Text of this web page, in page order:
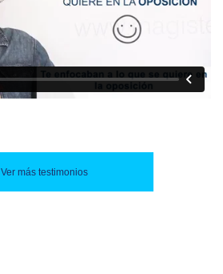
Ver más testimonios